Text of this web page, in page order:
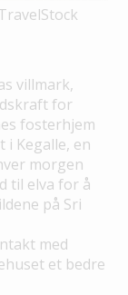
villmark,
for
fosterhjem
i Kegalle, en
morgen
til elva for å
på Sri
med
et bedre